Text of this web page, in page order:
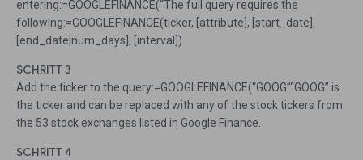
entering:=GOOGLEFINANCE(“The full query requires the
following:=GOOGLEFINANCE(ticker, [attribute], [start_date],
[end_date|num_days], [interval])
SCHRITT 3
Add the ticker to the query:=GOOGLEFINANCE(“GOOG”“GOOG” is
the ticker and can be replaced with any of the stock tickers from
the 53 stock exchanges listed in Google Finance.
SCHRITT 4